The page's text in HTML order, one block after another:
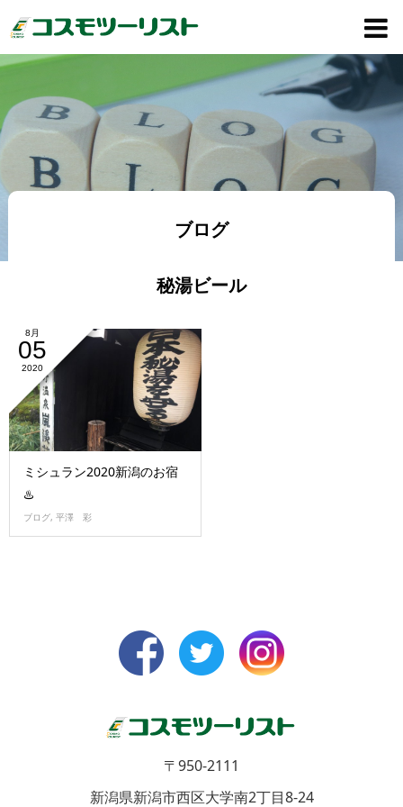
ブログ
秘湯ビール
8月
05
2020
ミシュラン2020新潟のお宿
♨️
ブログ, 平澤 彩
〒950-2111
新潟県新潟市西区大学南2丁目8-24